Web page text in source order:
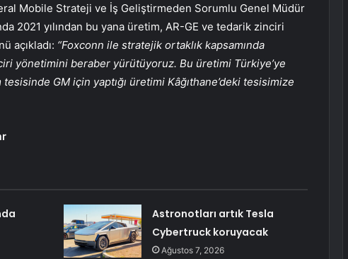
Mobile Strateji ve İş Geliştirmeden Sorumlu Genel Müdür
2021 yılından bu yana üretim, AR-GE ve tedarik zinciri
açıkladı: “Foxconn ile stratejik ortaklık kapsamında
yönetimini beraber yürütüyoruz. Bu üretimi Türkiye’ye
GM için yaptığı üretimi Kâğıthane’deki tesisimize
Astronotları artık Tesla
Cybertruck koruyacak
Ağustos 7, 2026